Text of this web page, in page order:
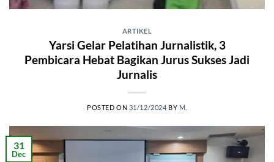
ARTIKEL
Yarsi Gelar Pelatihan Jurnalistik, 3
Pembicara Hebat Bagikan Jurus Sukses Jadi
Jurnalis
POSTED ON 31/12/2024 BY M.
31
Dec